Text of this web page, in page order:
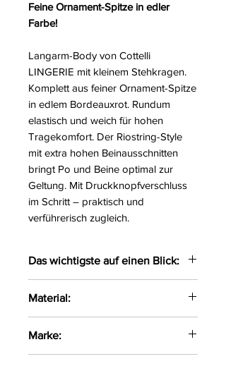
Feine Ornament-Spitze in edler
Farbe!
Langarm-Body von Cottelli
LINGERIE mit kleinem Stehkragen.
Komplett aus feiner Ornament-Spitze
in edlem Bordeauxrot. Rundum
elastisch und weich für hohen
Tragekomfort. Der Riostring-Style
mit extra hohen Beinausschnitten
bringt Po und Beine optimal zur
Geltung. Mit Druckknopfverschluss
im Schritt – praktisch und
verführerisch zugleich.
Das wichtigste auf einen Blick:
Stehkragen
Komplett aus feiner Ornament-
Spitze
Edle Farbe: Bordeauxrot
Material:
Marke: